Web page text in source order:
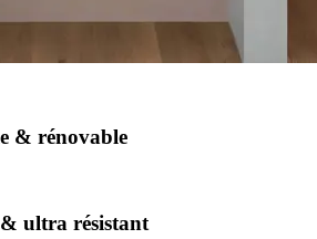
& rénovable
& ultra résistant